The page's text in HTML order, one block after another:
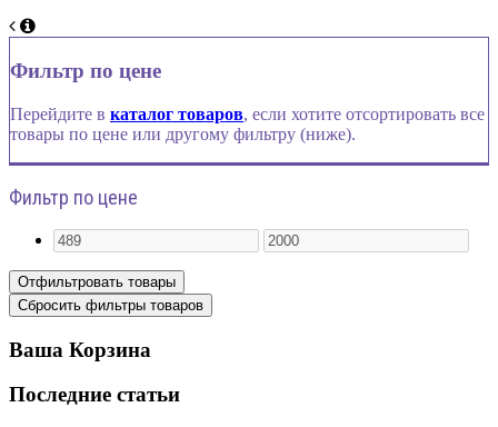
Фильтр по цене
Перейдите в каталог товаров, если хотите отсортировать все
товары по цене или другому фильтру (ниже).
Фильтр по цене
Ваша Корзина
Последние статьи